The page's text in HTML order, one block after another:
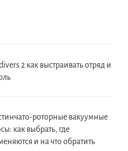
2 как выстраивать отряд и
роторные вакуумные
как выбрать, где
и на что обратить